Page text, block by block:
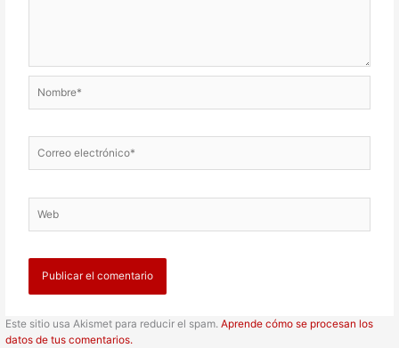
electrónico*
Este sitio usa Akismet para reducir el spam.Aprende cómo se procesan los
datos de tus comentarios.